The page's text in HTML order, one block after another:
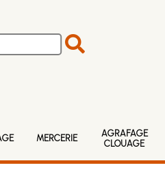
MERCERIE
AGRAFAGE
CLOUAGE